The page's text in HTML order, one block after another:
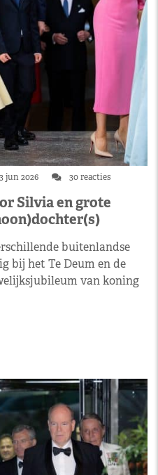
jun 2026 30 reacties
Silvia en grote
buitenlandse
bij het Te Deum en de
van koning